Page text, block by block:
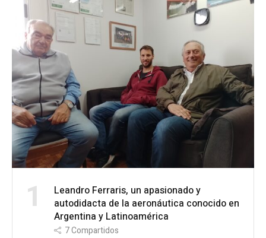
1
Leandro Ferraris, un apasionado y
autodidacta de la aeronáutica conocido en
Argentina y Latinoamérica
7Compartidos